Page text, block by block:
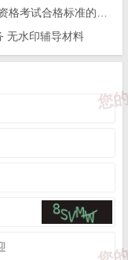
四）（五）
教辅资料。
无水印辅导材料